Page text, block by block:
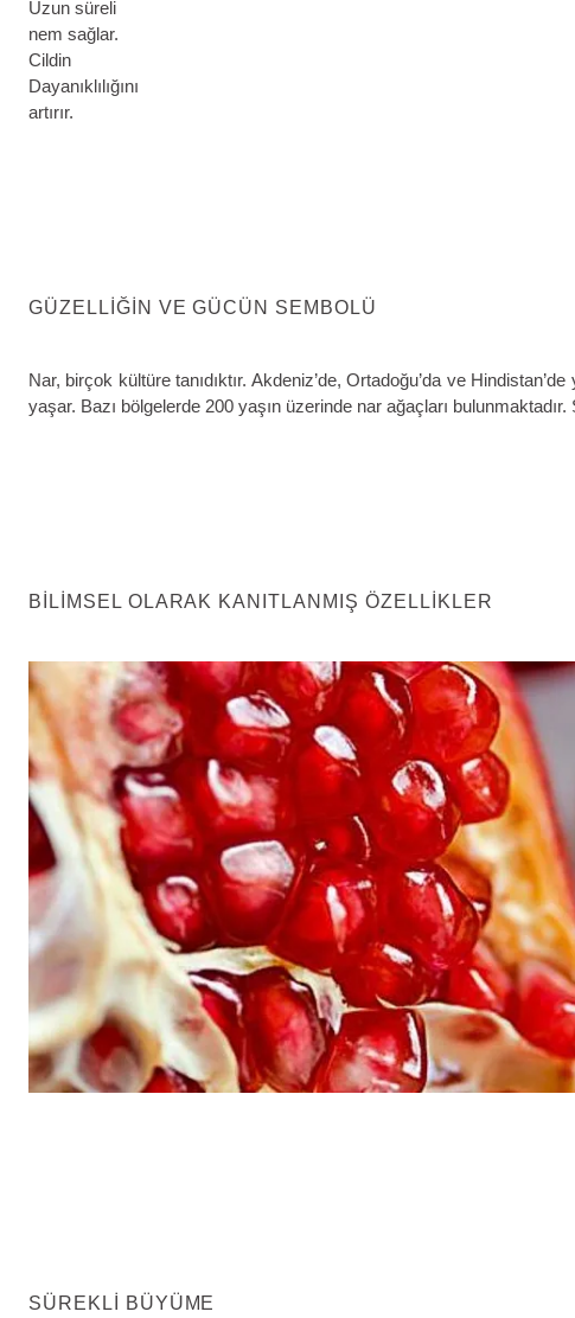
Uzun süreli
nem sağlar.
Cildin
Dayanıklılığını
artırır.
GÜZELLIĞIN VE GÜCÜN SEMBOLÜ
Nar, birçok kültüre tanıdıktır. Akdeniz’de, Ortadoğu’da ve
yaşar. Bazı bölgelerde 200 yaşın üzerinde nar ağaçları
BILIMSEL OLARAK KANITLANMIŞ ÖZELLIKLER
SÜREKLI BÜYÜME